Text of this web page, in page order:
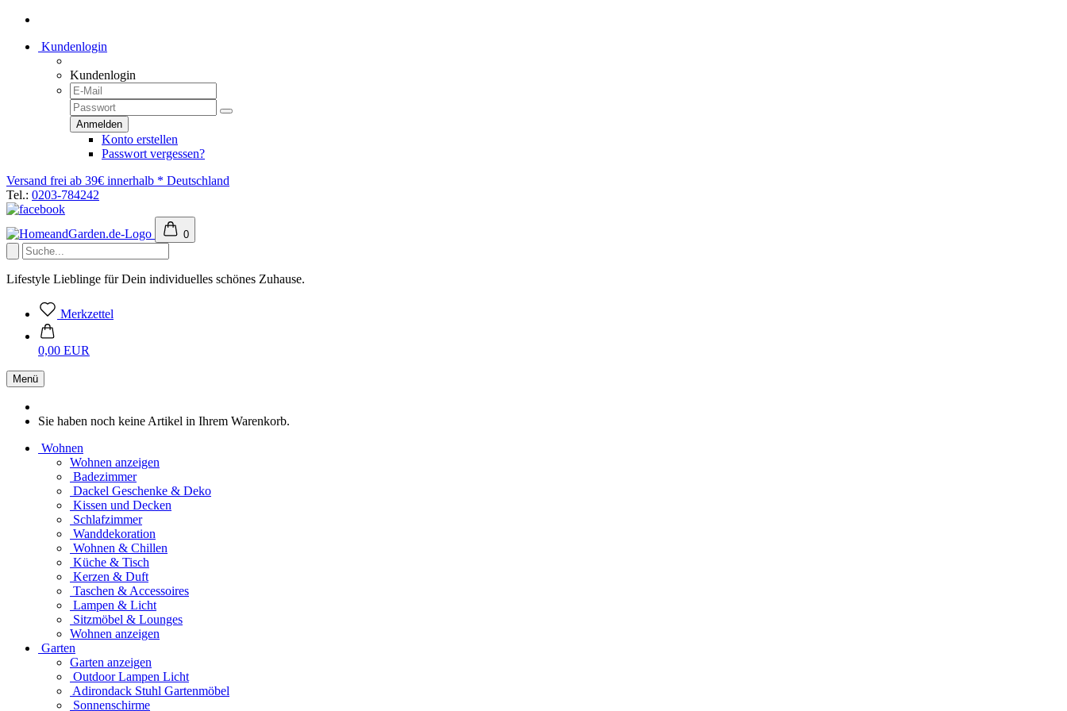
Kundenlogin
Kundenlogin
Konto erstellen
Passwort vergessen?
Versand frei ab 39€ innerhalb * Deutschland
Tel.: 0203-784242
0
Lifestyle Lieblinge für Dein individuelles schönes Zuhause.
Merkzettel
0,00 EUR
Menü
Sie haben noch keine Artikel in Ihrem Warenkorb.
Wohnen
Wohnen anzeigen
Badezimmer
Dackel Geschenke & Deko
Kissen und Decken
Schlafzimmer
Wanddekoration
Wohnen & Chillen
Küche & Tisch
Kerzen & Duft
Taschen & Accessoires
Lampen & Licht
Sitzmöbel & Lounges
Wohnen anzeigen
Garten
Garten anzeigen
Outdoor Lampen Licht
Adirondack Stuhl Gartenmöbel
Sonnenschirme